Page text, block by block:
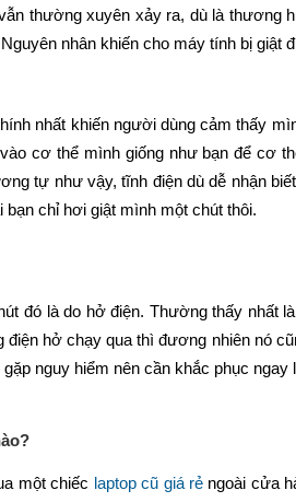
thường xuyên xảy ra, dù là thương
nhân khiến cho máy tính bị giật
nhất khiến người dùng cảm thấy
cơ thể mình giống như bạn để cơ
tự như vậy, tĩnh điện dù dễ nhận
chỉ hơi giật mình một chút thôi.
đó là do hở điện. Thường thấy nhất
hở chạy qua thì đương nhiên nó
nguy hiểm nên cần khắc phục ngay
một chiếc laptop cũ giá rẻ ngoài cửa